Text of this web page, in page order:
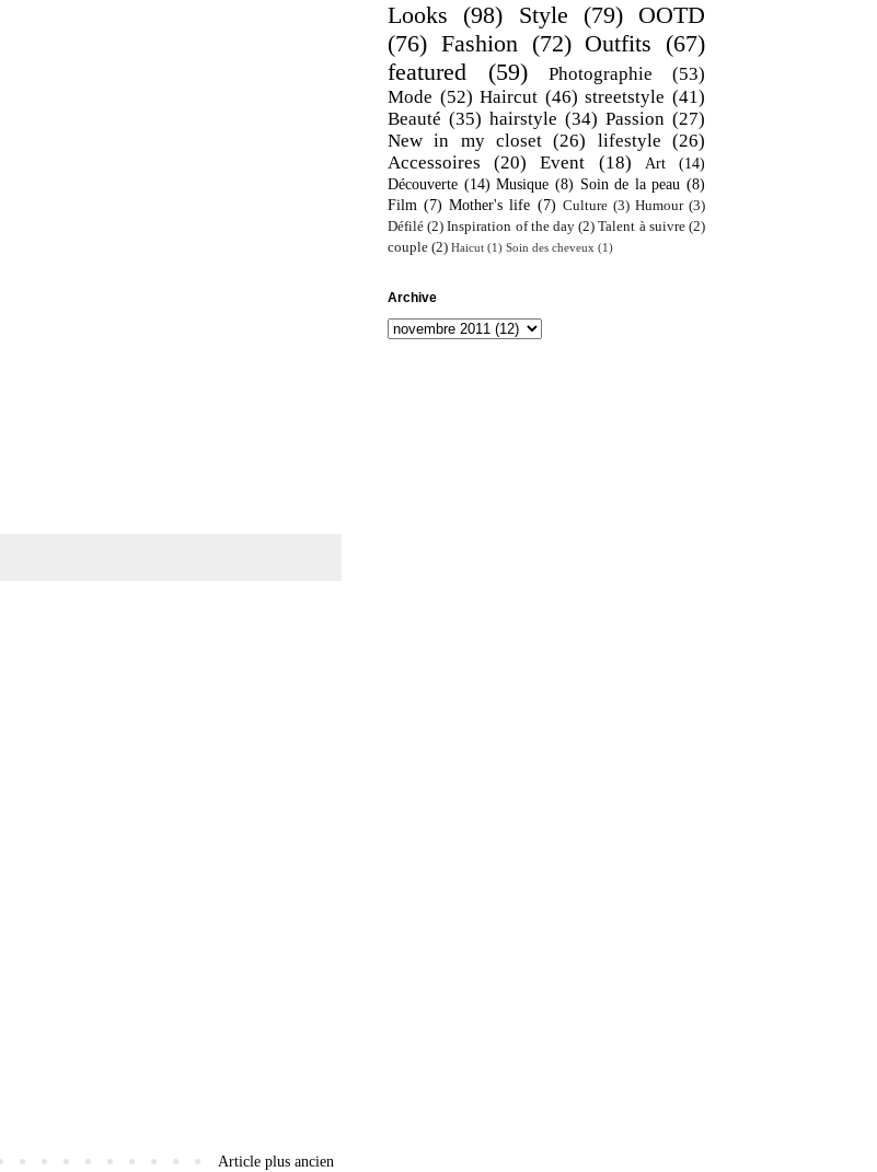
Article plus ancien
Looks (98) Style (79)
OOTD
(76) Fashion (72) Outfits (67)
featured
(59) Photographie
(53)
Mode (52) Haircut (46) streetstyle (41)
Beauté (35) hairstyle (34) Passion (27)
New in my closet (26) lifestyle (26)
Accessoires
(20) Event (18) Art
(14)
Découverte (14) Musique (8) Soin de la peau (8)
Film (7) Mother's life (7) Culture (3) Humour (3)
Défilé (2) Inspiration of the day (2) Talent à suivre (2)
couple (2) Haicut (1) Soin des cheveux (1)
Archive